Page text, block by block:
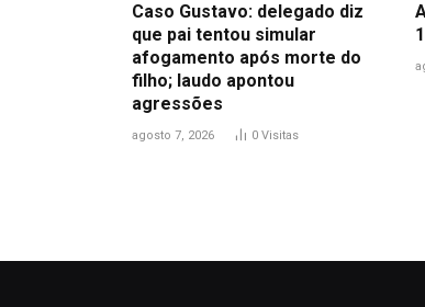
Caso Gustavo: delegado diz
que pai tentou simular
afogamento após morte do
filho; laudo apontou
agressões
agosto 7, 2026 0 Visitas